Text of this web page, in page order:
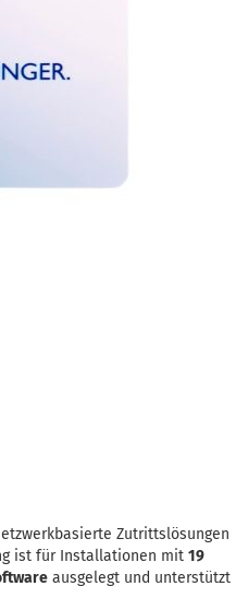
Zutrittslösungen
ist für Installationen mit 19
ausgelegt und unterstützt